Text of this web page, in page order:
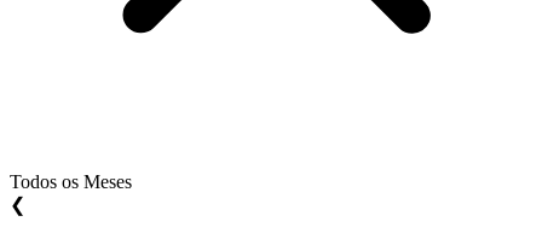
Todos os Meses
❮